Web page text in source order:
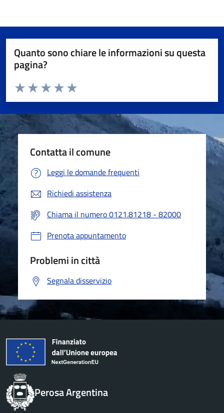
Quanto sono chiare le informazioni su questa
pagina?
Valuta da 1 a 5 stelle la pagina
Valuta 5 stelle su 5
Valuta 4 stelle su 5
Valuta 3 stelle su 5
Valuta 2 stelle su 5
Valuta 1 stelle su 5
Contatta il comune
Leggi le domande frequenti
Richiedi assistenza
Chiama il numero 0121.81218 - 82000
Prenota appuntamento
Problemi in città
Segnala disservizio
Perosa Argentina